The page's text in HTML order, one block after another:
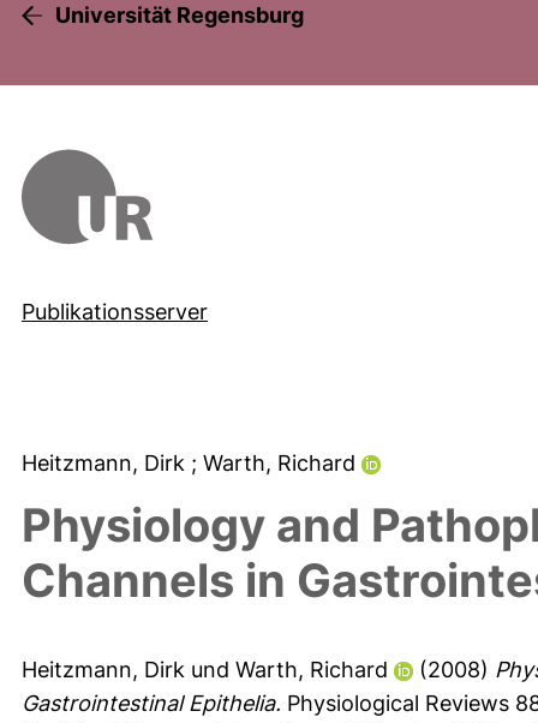
Universität Regensburg
Publikationsserver
Heitzmann, Dirk ; Warth, Richard
Physiology and
Channels in
Heitzmann, Dirk und Warth, Richard (2008)
Gastrointestinal Epithelia. Physiological Reviews